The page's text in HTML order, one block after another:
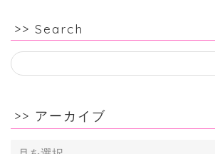
>> Search
>> アーカイブ